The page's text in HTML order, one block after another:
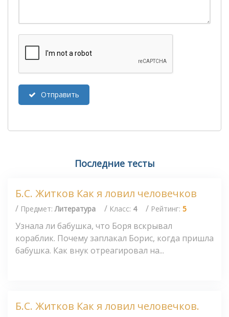
Отправить
Последние тесты
Б.С. Житков Как я ловил человечков
/ Предмет:Литература / Класс: 4 / Рейтинг: 5
Узнала ли бабушка, что Боря вскрывал
кораблик. Почему заплакал Борис, когда пришла
бабушка. Как внук отреагировал на...
Б.С. Житков Как я ловил человечков.